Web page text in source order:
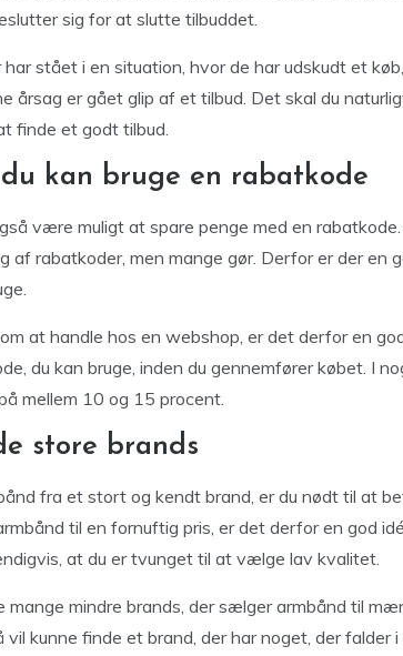
sig for at slutte tilbuddet.
har stået i en situation, hvor de har udskudt et
årsag er gået glip af et tilbud. Det skal du
finde et godt tilbud.
kan bruge en rabatkode
være muligt at spare penge med en
af rabatkoder, men mange gør. Derfor er der en
at handle hos en webshop, er det derfor en
du kan bruge, inden du gennemfører købet. I
mellem 10 og 15 procent.
store brands
fra et stort og kendt brand, er du nødt til at
til en fornuftig pris, er det derfor en god
at du er tvunget til at vælge lav kvalitet.
mindre brands, der sælger armbånd til
kunne finde et brand, der har noget, der falder